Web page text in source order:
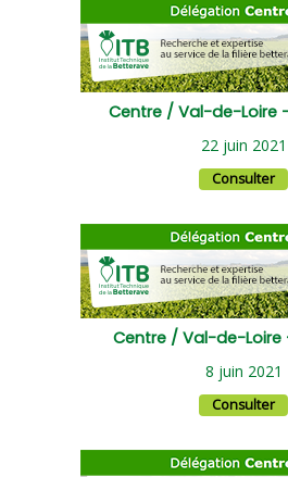
Centre / Val-de-Loire -
22 juin 2021
Consulter
Centre / Val-de-Loire
8 juin 2021
Consulter